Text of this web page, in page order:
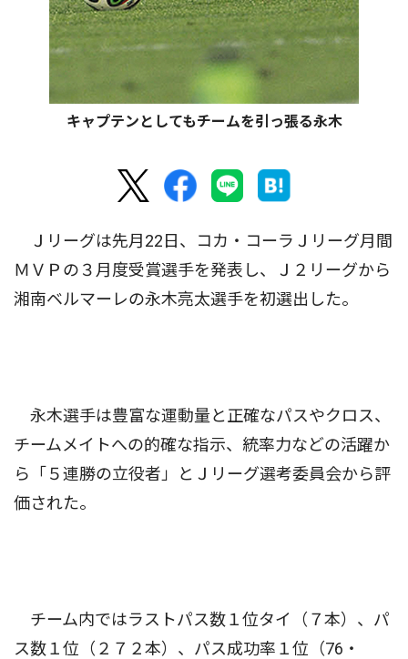
キャプテンとしてもチームを引っ張る永木
Ｊリーグは先月22日、コカ・コーラＪリーグ月間
ＭＶＰの３月度受賞選手を発表し、Ｊ２リーグから
湘南ベルマーレの永木亮太選手を初選出した。
永木選手は豊富な運動量と正確なパスやクロス、
チームメイトへの的確な指示、統率力などの活躍か
ら「５連勝の立役者」とＪリーグ選考委員会から評
価された。
チーム内ではラストパス数１位タイ（７本）、パ
ス数１位（２７２本）、パス成功率１位（76・